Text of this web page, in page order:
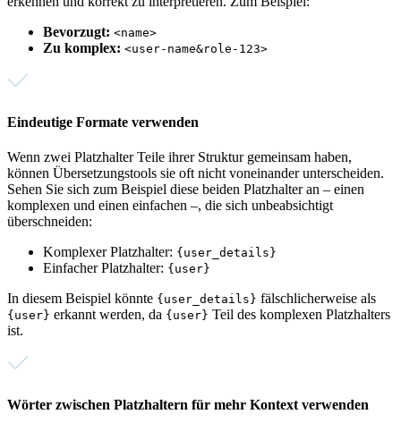
Bevorzugt: <name>
Zu komplex: <user-name&role-123>
Eindeutige Formate verwenden
Wenn zwei Platzhalter Teile ihrer Struktur gemeinsam haben,
können Übersetzungstools sie oft nicht voneinander unterscheiden.
Sehen Sie sich zum Beispiel diese beiden Platzhalter an – einen
komplexen und einen einfachen –, die sich unbeabsichtigt
überschneiden:
Komplexer Platzhalter: {user_details}
Einfacher Platzhalter: {user}
In diesem Beispiel könnte {user_details} fälschlicherweise als
{user} erkannt werden, da {user} Teil des komplexen Platzhalters
ist.
Wörter zwischen Platzhaltern für mehr Kontext verwenden